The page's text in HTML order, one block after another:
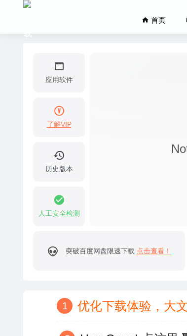
首页
应用软件
了解VIP
历史版本
人工安全检测
突破百度网盘限速下载 点击查看！
优化下载体验，大